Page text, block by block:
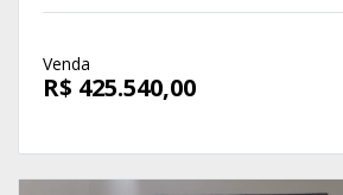
Venda
R$ 425.540,00